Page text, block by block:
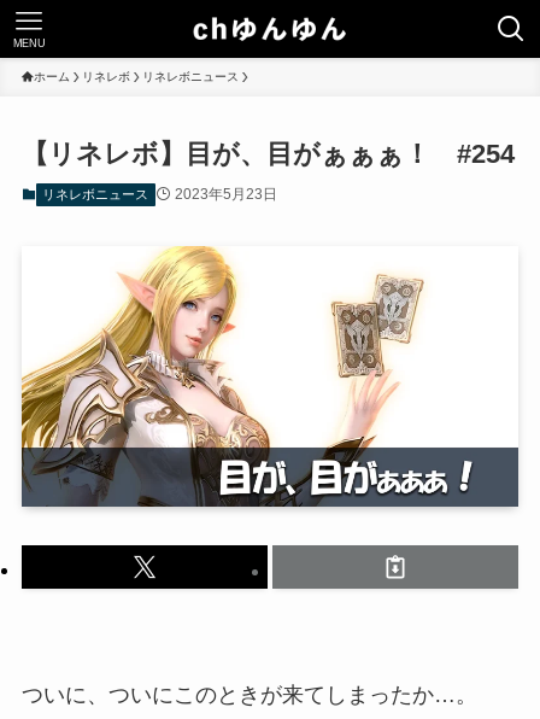
MENU
ホーム リネレボ リネレボニュース
【リネレボ】目が、目がぁぁぁ！ #254
リネレボニュース 2023年5月23日
ついに、ついにこのときが来てしまったか…。